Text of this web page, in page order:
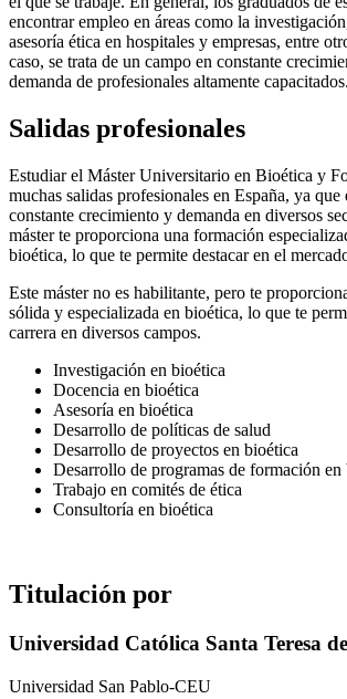
encontrar empleo en áreas como la
asesoría ética en hospitales y empresas, entre
caso, se trata de un campo en constante
demanda de profesionales altamente capacitados.
Salidas profesionales
Estudiar el Máster Universitario en Bioética y
muchas salidas profesionales en España, ya que
constante crecimiento y demanda en diversos
máster te proporciona una formación
bioética, lo que te permite destacar en el
Este máster no es habilitante, pero te
sólida y especializada en bioética, lo que te
carrera en diversos campos.
Investigación en bioética
Docencia en bioética
Asesoría en bioética
Desarrollo de políticas de salud
Desarrollo de proyectos en bioética
Desarrollo de programas de formación en
Trabajo en comités de ética
Consultoría en bioética
Titulación por
Universidad Católica Santa Teresa
Universidad San Pablo-CEU